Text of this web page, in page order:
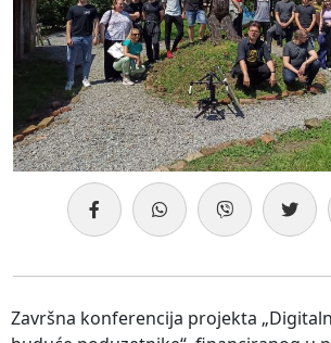
Završna konferencija projekta